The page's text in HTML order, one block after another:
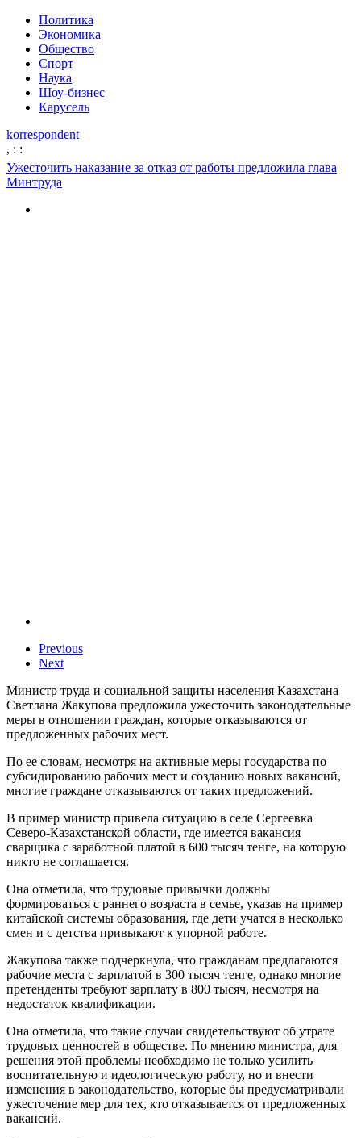
Политика
Экономика
Общество
Спорт
Наука
Шоу-бизнес
Карусель
korrespondent
, : :
Ужесточить наказание за отказ от работы предложила глава
Минтруда
Previous
Next
Министр труда и социальной защиты населения Казахстана
Светлана Жакупова предложила ужесточить законодательные
меры в отношении граждан, которые отказываются от
предложенных рабочих мест.
По ее словам, несмотря на активные меры государства по
субсидированию рабочих мест и созданию новых вакансий,
многие граждане отказываются от таких предложений.
В пример министр привела ситуацию в селе Сергеевка
Северо-Казахстанской области, где имеется вакансия
сварщика с заработной платой в 600 тысяч тенге, на которую
никто не соглашается.
Она отметила, что трудовые привычки должны
формироваться с раннего возраста в семье, указав на пример
китайской системы образования, где дети учатся в несколько
смен и с детства привыкают к упорной работе.
Жакупова также подчеркнула, что гражданам предлагаются
рабочие места с зарплатой в 300 тысяч тенге, однако многие
претенденты требуют зарплату в 800 тысяч, несмотря на
недостаток квалификации.
Она отметила, что такие случаи свидетельствуют об утрате
трудовых ценностей в обществе. По мнению министра, для
решения этой проблемы необходимо не только усилить
воспитательную и идеологическую работу, но и внести
изменения в законодательство, которые бы предусматривали
ужесточение мер для тех, кто отказывается от предложенных
вакансий.